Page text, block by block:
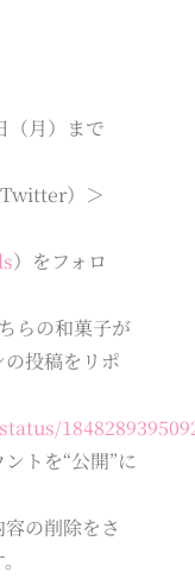
（月）まで
）＞
）をフォロ
らの和菓子が
投稿をリポ
トを“公開”に
の削除をさ